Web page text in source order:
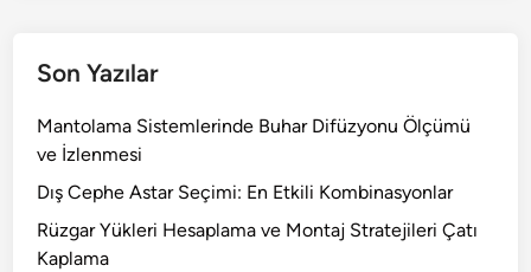
Son Yazılar
Mantolama Sistemlerinde Buhar Difüzyonu Ölçümü
ve İzlenmesi
Dış Cephe Astar Seçimi: En Etkili Kombinasyonlar
Rüzgar Yükleri Hesaplama ve Montaj Stratejileri Çatı
Kaplama